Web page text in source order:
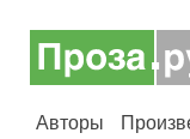
Авторы